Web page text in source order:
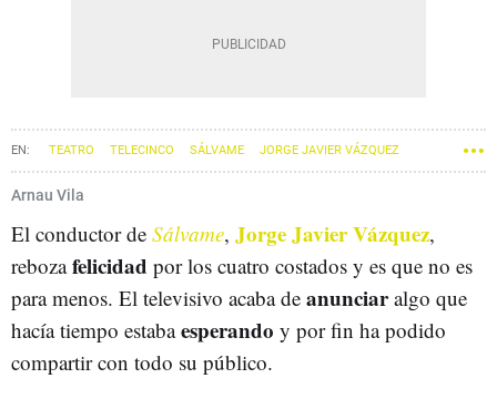
TEATRO TELECINCO SÁLVAME JORGE JAVIER VÁZQUEZ
Arnau Vila
El conductor de Sálvame, Jorge Javier Vázquez,
rebozafelicidad por los cuatro costados y es que no es
para menos. El televisivo acaba de anunciaralgo que
hacía tiempo estabaesperando y por fin ha podido
compartir con todo su público.